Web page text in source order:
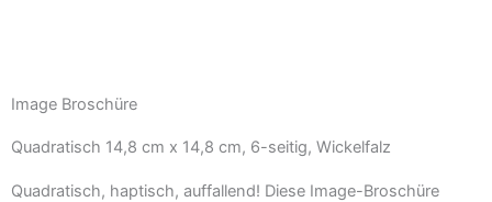
Image Broschüre
Quadratisch 14,8 cm x 14,8 cm, 6-seitig, Wickelfalz
Quadratisch, haptisch, auffallend! Diese Image-Broschüre